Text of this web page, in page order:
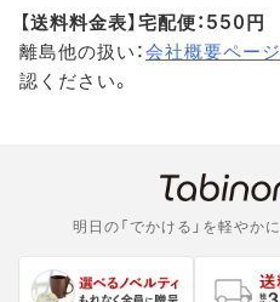
【送料料金表】宅配便：550円
離島他の扱い：会社概要ページ
認ください。